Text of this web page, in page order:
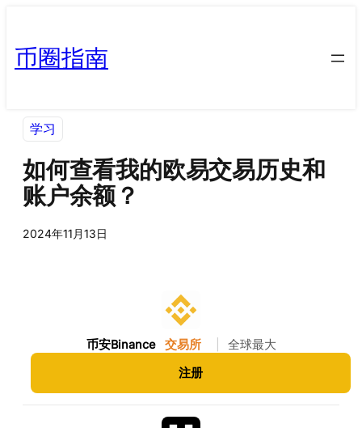
币圈指南
学习
如何查看我的欧易交易历史和
账户余额？
2024年11月13日
币安Binance 交易所 全球最大
注册